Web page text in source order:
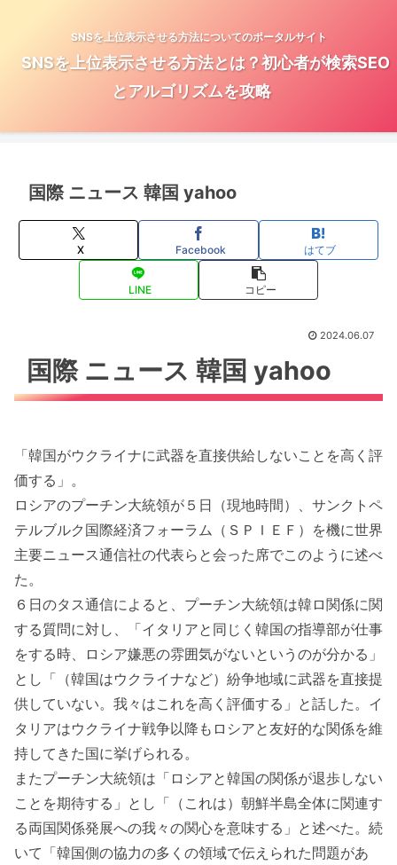
SNSを上位表示させる方法についてのポータルサイト
SNSを上位表示させる方法とは？初心者が検索SEO
とアルゴリズムを攻略
国際 ニュース 韓国 yahoo
X Facebook はてブ
LINE コピー
2024.06.07
国際 ニュース 韓国 yahoo
「韓国がウクライナに武器を直接供給しないことを高く評
価する」。
ロシアのプーチン大統領が５日（現地時間）、サンクトペ
テルブルク国際経済フォーラム（ＳＰＩＥＦ）を機に世界
主要ニュース通信社の代表らと会った席でこのように述べ
た。
６日のタス通信によると、プーチン大統領は韓ロ関係に関
する質問に対し、「イタリアと同じく韓国の指導部が仕事
をする時、ロシア嫌悪の雰囲気がないというのが分かる」
とし「（韓国はウクライナなど）紛争地域に武器を直接提
供していない。我々はこれを高く評価する」と話した。イ
タリアはウクライナ戦争以降もロシアと友好的な関係を維
持してきた国に挙げられる。
またプーチン大統領は「ロシアと韓国の関係が退歩しない
ことを期待する」とし「（これは）朝鮮半島全体に関連す
る両国関係発展への我々の関心を意味する」と述べた。続
いて「韓国側の協力の多くの領域で伝えられた問題があ